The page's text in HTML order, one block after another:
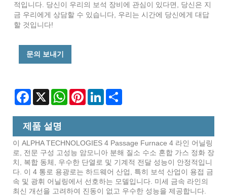
적입니다. 당신이 우리의 보석 장비에 관심이 있다면, 당신은 지
금 우리에게 상담할 수 있습니다, 우리는 시간에 당신에게 대답
할 것입니다!
문의 보내기
Facebook
X WhatsAppPinterestLinkedIn
제품 설명
이 ALPHA TECHNOLOGIES 4 Passage Furnace 4 라인 어닐링
로, 전문 구성 고성능 암모니아 분해 질소 수소 혼합 가스 정화 장
치, 복합 동체, 우수한 단열로 및 기계적 전달 성능이 안정적입니
다. 이 4 통로 용광로는 하드웨어 산업, 특히 보석 산업이 용접 금
속 및 광휘 어닐링에서 선호하는 모델입니다. 미세 금속 라인의
최신 개선을 고려하여 진동이 없고 우수한 성능을 제공합니다.